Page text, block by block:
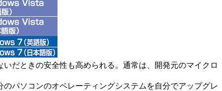
だときの安全性も高められる。通常は、開発元のマイクロ
パソコンのオペレーティングシステムを自分でアップグレ